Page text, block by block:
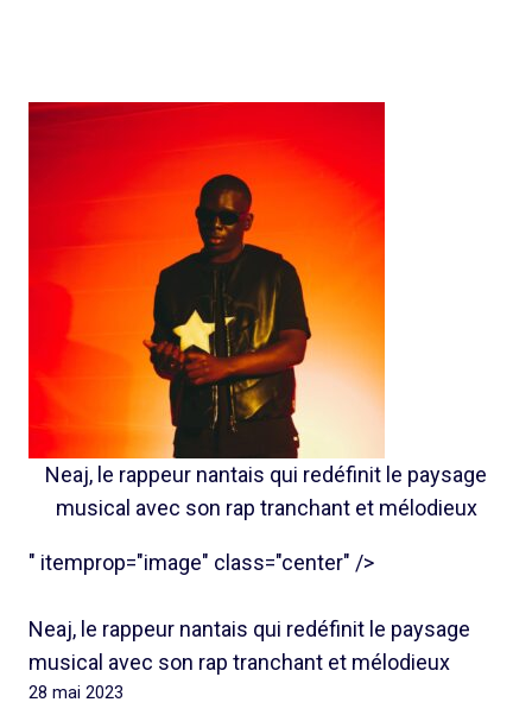
Neaj, le rappeur nantais qui redéfinit le paysage
musical avec son rap tranchant et mélodieux
" itemprop="image" class="center" />
Neaj, le rappeur nantais qui redéfinit le paysage
musical avec son rap tranchant et mélodieux
28 mai 2023